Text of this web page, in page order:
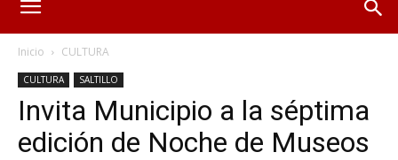
Inicio CULTURA
CULTURA SALTILLO
Invita Municipio a la séptima
edición de Noche de Museos